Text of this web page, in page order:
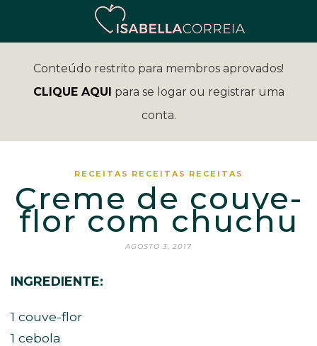
Conteúdo restrito para membros aprovados!
CLIQUE AQUI para se logar ou registrar uma
conta.
RECEITAS RECEITAS RECEITAS
Creme de couve-
flor com chuchu
AGOSTO 3, 2017
INGREDIENTE:
1 couve-flor
1 cebola